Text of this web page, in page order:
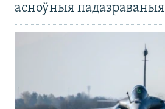
асноўныя падазраваныя